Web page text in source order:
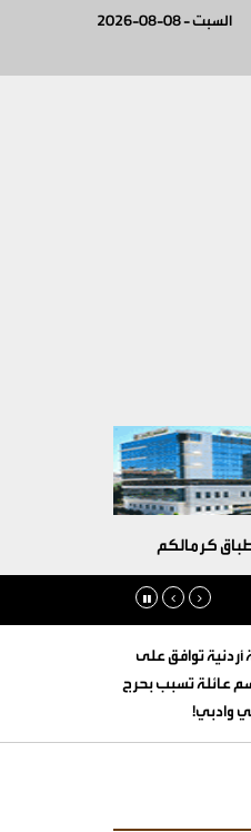
2026-08-08 - السبت
كرمالكم
توافق على
عائلة تسبب بحرج
وادبي!